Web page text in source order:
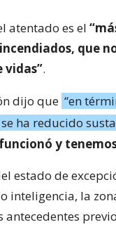
atentado es el
que
vidas”.
dijo que “en
ha reducido
y
estado de
inteligencia, la